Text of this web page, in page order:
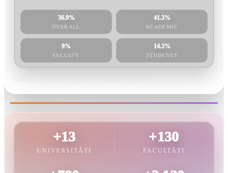
36.9%
OVERALL
41.3%
ACADEMIC
9%
FACULTY
14.3%
STUDENTS
+13
UNIVERSITĂȚI
+130
FACULTĂȚI